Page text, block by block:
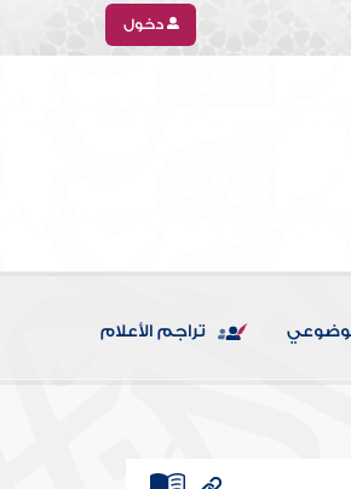
دخول
تراجم الأعلام